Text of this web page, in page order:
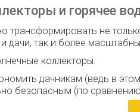
и горячее
не
дачи, так и более
коллекторы.
дачникам (ведь в
безопасным (по